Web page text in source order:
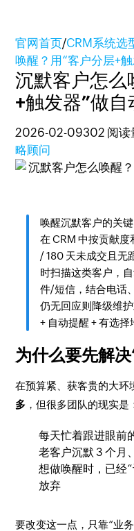
官网首页/CRM系统选
唤醒？用“客户分层+
沉默客户怎么
+触发器”做自
2026-02-09302 阅读
略顾问
唤醒沉默客户的关
在 CRM 中按贡献
/ 180 天未成交且无
时扫描这类客户，
件/短信，结合电话
仍无回应则降级维
+ 自动提醒 + 有选择
为什么要先解
在预算紧、获客贵的大环
多 ，但很多团队的现实是
每天忙着跟进眼前
老客户沉默 3 个月
想做唤醒时，已经
放弃
要改变这一点，只靠“业